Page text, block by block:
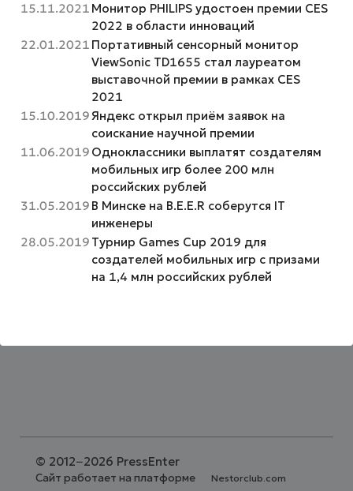
15.11.2021 Монитор PHILIPS удостоен премии CES
2022 в области инноваций
22.01.2021 Портативный сенсорный монитор
ViewSonic TD1655 стал лауреатом
выставочной премии в рамках CES
2021
15.10.2019Яндекс открыл приём заявок на
соискание научной премии
11.06.2019 Одноклассники выплатят создателям
мобильных игр более 200 млн
российских рублей
31.05.2019 В Минске на B.E.E.R соберутся IT
инженеры
28.05.2019 Турнир Games Cup 2019 для
создателей мобильных игр с призами
на 1,4 млн российских рублей
© 2012−2026 PressEnter
Сайт работает на платформе Nestorclub.com